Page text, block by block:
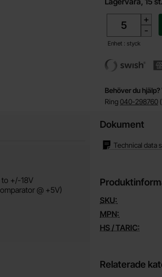
+
-
Enhet : styck
Behöver du
Ring 040-298760
+/-18V
@ +5V)
Dokument
Technical data
SKU:
MPN:
HS / TARIC:
Relaterade